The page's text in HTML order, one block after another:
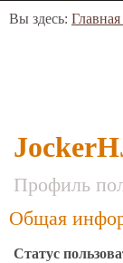
Вы здесь:
Профиль
Общая
Статус